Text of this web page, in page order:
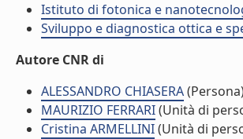
Istituto di fotonica e
Sviluppo e diagnostica ottica e
Autore CNR di
ALESSANDRO CHIASERA
MAURIZIO FERRARI(Unità di
Cristina ARMELLINI(Unità di